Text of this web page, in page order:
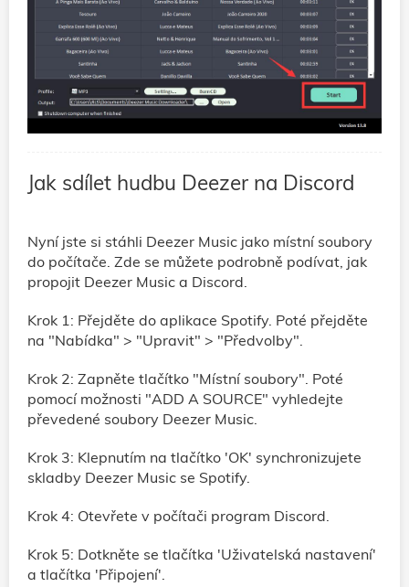
Jak sdílet hudbu Deezer na Discord
Nyní jste si stáhli Deezer Music jako místní soubory
do počítače. Zde se můžete podrobně podívat, jak
propojit Deezer Music a Discord.
Krok 1: Přejděte do aplikace Spotify. Poté přejděte
na "Nabídka" > "Upravit" > "Předvolby".
Krok 2: Zapněte tlačítko "Místní soubory". Poté
pomocí možnosti "ADD A SOURCE" vyhledejte
převedené soubory Deezer Music.
Krok 3: Klepnutím na tlačítko 'OK' synchronizujete
skladby Deezer Music se Spotify.
Krok 4: Otevřete v počítači program Discord.
Krok 5: Dotkněte se tlačítka 'Uživatelská nastavení'
a tlačítka 'Připojení'.